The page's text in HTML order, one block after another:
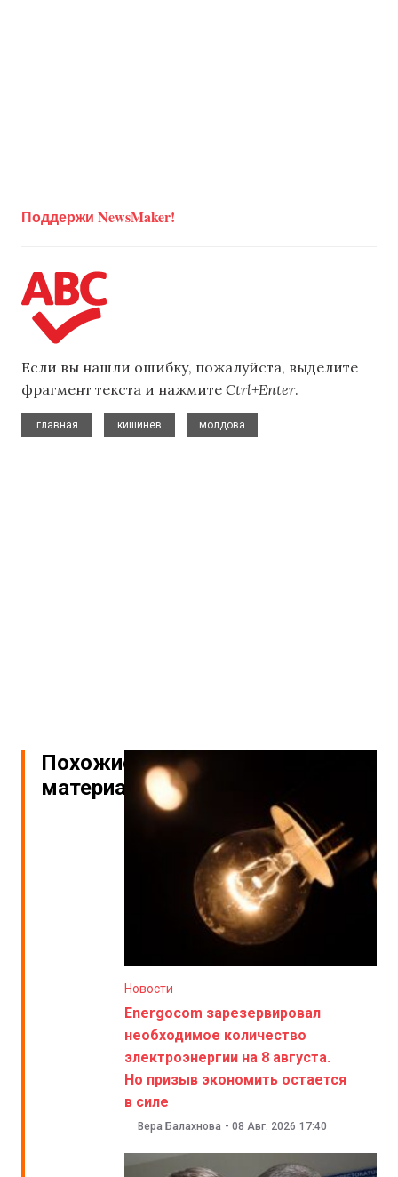
Поддержи NewsMaker!
Если вы нашли ошибку, пожалуйста, выделите
фрагмент текста и нажмите Ctrl+Enter.
главная
кишинев
молдова
Похожие
материалы
Новости
Energocom зарезервировал
необходимое количество
электроэнергии на 8 августа.
Но призыв экономить остается
в силе
Вера Балахнова - 08 Авг. 2026 17:40